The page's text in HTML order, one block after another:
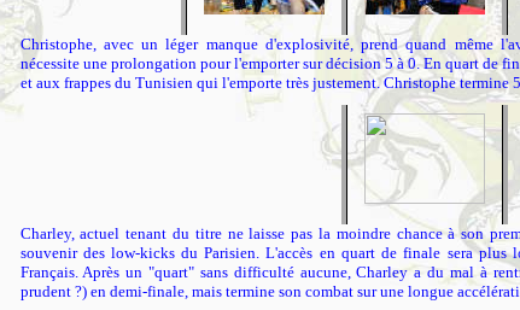
Christophe, avec un léger manque d'explosivité, prend quand même
nécessite une prolongation pour l'emporter sur décision 5 à 0. En quart de
et aux frappes du Tunisien qui l'emporte très justement. Christophe termine
Charley, actuel tenant du titre ne laisse pas la moindre chance à son
souvenir des low-kicks du Parisien. L'accès en quart de finale sera
Français. Après un "quart" sans difficulté aucune, Charley a du mal à
prudent ?) en demi-finale, mais termine son combat sur une longue